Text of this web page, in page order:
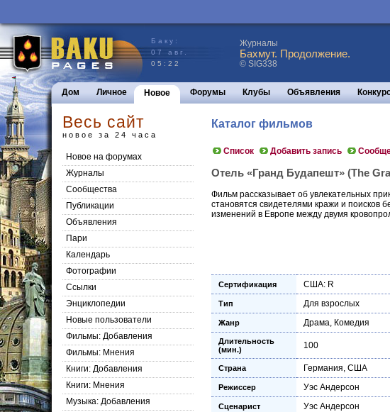
Баку:
07 авг.
05:22
Журналы
Бахмут. Продолжение.
© SIG338
Дом Личное Новое Форумы Клубы Объявления
Весь сайт
новое за 24 часа
Новое на форумах
Журналы
Сообщества
Публикации
Объявления
Пари
Календарь
Фотографии
Ссылки
Энциклопедии
Новые пользователи
Фильмы: Добавления
Фильмы: Мнения
Книги: Добавления
Книги: Мнения
Музыка: Добавления
Каталог фильмов
Список Добавить запись
Отель «Гранд Будапешт» (The
Фильм рассказывает об увлекательных
становятся свидетелями кражи и поисков
изменений в Европе между двумя
Сертификация США: R
Тип Для взрослых
Жанр Драма, Комедия
Длительность
(мин.)
100
Страна Германия, США
Режиссер Уэс Андерсон
Сценарист Уэс Андерсон